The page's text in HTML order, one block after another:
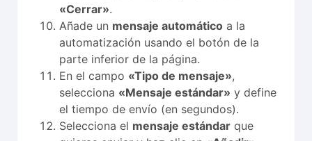
«Cerrar».
Añade un mensaje automático a la
automatización usando el botón de la
parte inferior de la página.
En el campo «Tipo de mensaje»,
selecciona «Mensaje estándar» y define
el tiempo de envío (en segundos).
Selecciona el mensaje estándar que